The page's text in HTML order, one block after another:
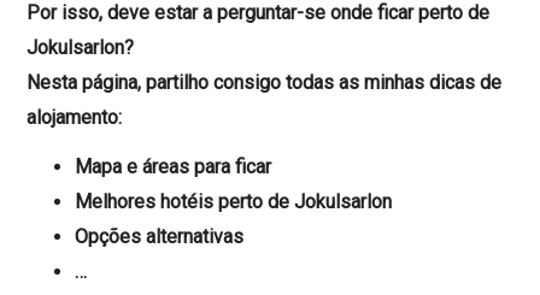
Por isso, deve estar a perguntar-se onde ficar perto de
Jokulsarlon?
Nesta página, partilho consigo todas as minhas dicas de
alojamento:
Mapa e áreas para ficar
Melhores hotéis perto de Jokulsarlon
Opções alternativas
…